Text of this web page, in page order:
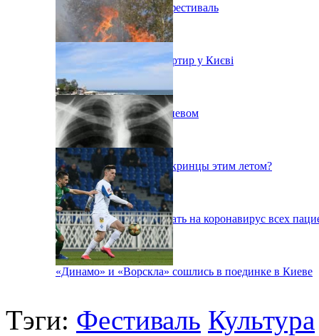
В Киеве состоится эко-фестиваль
Ситуація з орендою квартир у Києві
Пожар на свалке под Киевом
Куда поедут отдыхать укринцы этим летом?
В Киеве будут тестировать на коронавирус всех
«Динамо» и «Ворскла» сошлись в поединке в Киеве
Тэги: Фестиваль Культура